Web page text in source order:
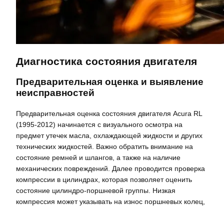
Диагностика состояния двигателя
Предварительная оценка и выявление
неисправностей
Предварительная оценка состояния двигателя Acura RL
(1995-2012) начинается с визуального осмотра на
предмет утечек масла, охлаждающей жидкости и других
технических жидкостей. Важно обратить внимание на
состояние ремней и шлангов, а также на наличие
механических повреждений. Далее проводится проверка
компрессии в цилиндрах, которая позволяет оценить
состояние цилиндро-поршневой группы. Низкая
компрессия может указывать на износ поршневых колец,